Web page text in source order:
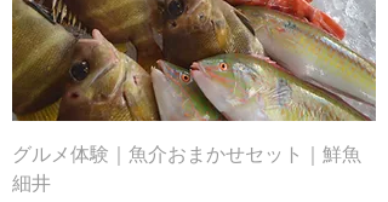
グルメ体験｜魚介おまかせセット｜鮮魚
細井